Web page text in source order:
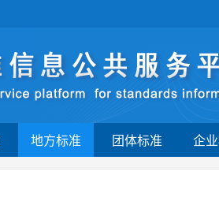
地方标准 团体标准 企